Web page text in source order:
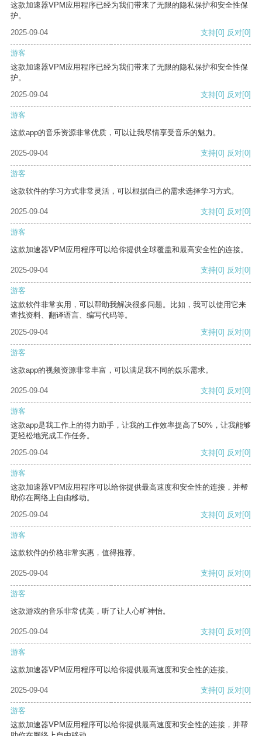
这款加速器VPM应用程序已经为我们带来了无限的隐私保护和安全性保
护。
2025-09-04
支持[0] 反对[0]
游客
这款加速器VPM应用程序已经为我们带来了无限的隐私保护和安全性保
护。
2025-09-04
支持[0] 反对[0]
游客
这款app的音乐资源非常优质，可以让我尽情享受音乐的魅力。
2025-09-04 支持[0] 反对[0]
游客
这款软件的学习方式非常灵活，可以根据自己的需求选择学习方式。
2025-09-04 支持[0] 反对[0]
游客
这款加速器VPM应用程序可以给你提供全球覆盖和最高安全性的连接。
2025-09-04 支持[0] 反对[0]
游客
这款软件非常实用，可以帮助我解决很多问题。比如，我可以使用它来
查找资料、翻译语言、编写代码等。
2025-09-04
支持[0] 反对[0]
游客
这款app的视频资源非常丰富，可以满足我不同的娱乐需求。
2025-09-04 支持[0] 反对[0]
游客
这款app是我工作上的得力助手，让我的工作效率提高了50%，让我能够
更轻松地完成工作任务。
2025-09-04
支持[0] 反对[0]
游客
这款加速器VPM应用程序可以给你提供最高速度和安全性的连接，并帮
助你在网络上自由移动。
2025-09-04
支持[0] 反对[0]
游客
这款软件的价格非常实惠，值得推荐。
2025-09-04 支持[0] 反对[0]
游客
这款游戏的音乐非常优美，听了让人心旷神怡。
2025-09-04 支持[0] 反对[0]
游客
这款加速器VPM应用程序可以给你提供最高速度和安全性的连接。
2025-09-04 支持[0] 反对[0]
游客
这款加速器VPM应用程序可以给你提供最高速度和安全性的连接，并帮